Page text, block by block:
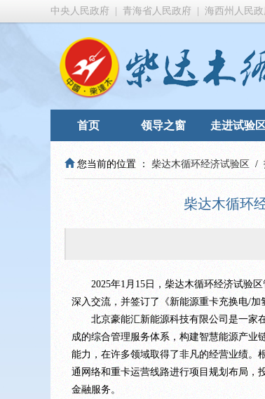
中央人民政府 青海省人民政府 海西州人民政
首页 领导之窗 走进试验
您当前的位置 ： 柴达木循环经济试验区 /
柴达木循环
2025年1月15日，柴达木循环经济试验区
深入交流，并签订了《新能源重卡充换电/
北京豪能汇新能源科技有限公司是一家在
成的综合管理服务体系，构建智慧能源产业
能力，在许多领域取得了非凡的经营业绩。
通网络和重卡运营线路进行项目规划布局，
金融服务。